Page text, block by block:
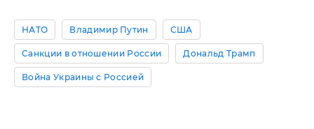
НАТО Владимир Путин США
Санкции в отношении России Дональд Трамп
Война Украины с Россией